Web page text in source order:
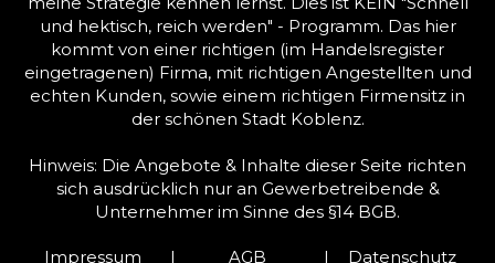
und hektisch, reich werden" - Programm. Das hier
kommt von einer richtigen (im Handelsregister
eingetragenen) Firma, mit richtigen Angestellten und
echten Kunden, sowie einem richtigen Firmensitz in
der schönen Stadt Koblenz.
Hinweis: Die Angebote & Inhalte dieser Seite richten
sich ausdrücklich nur an Gewerbetreibende &
Unternehmer im Sinne des §14 BGB.
Impressum | AGB | Datenschutz